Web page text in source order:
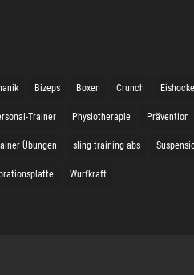
Bizeps Boxen Crunch
Trainer Physiotherapie Prävention
Übungen sling training abs
Wurfkraft